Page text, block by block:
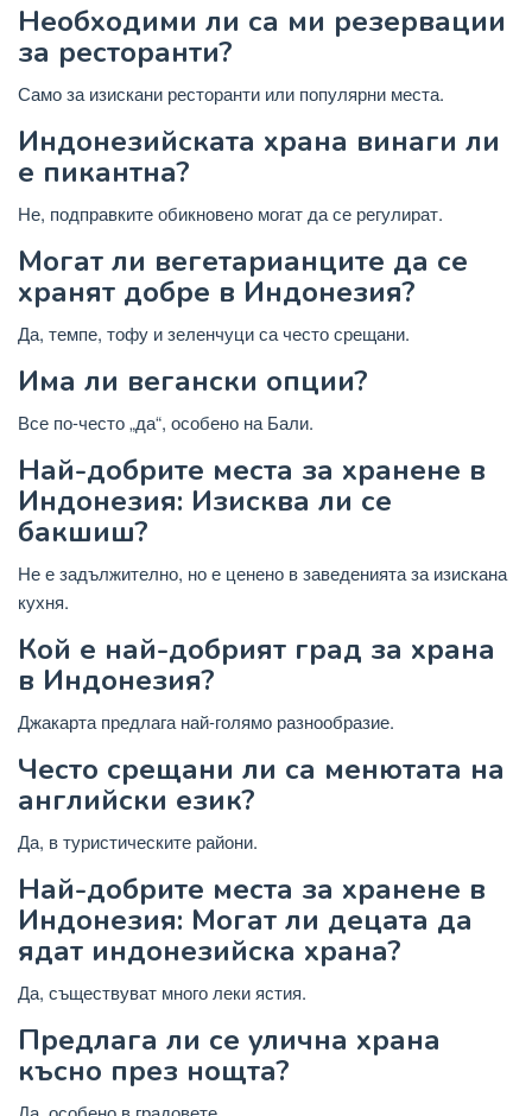
Необходими ли са ми резервации
за ресторанти?
Само за изискани ресторанти или популярни места.
Индонезийската храна винаги ли
е пикантна?
Не, подправките обикновено могат да се регулират.
Могат ли вегетарианците да се
хранят добре в Индонезия?
Да, темпе, тофу и зеленчуци са често срещани.
Има ли вегански опции?
Все по-често „да“, особено на Бали.
Най-добрите места за хранене в
Индонезия: Изисква ли се
бакшиш?
Не е задължително, но е ценено в заведенията за изискана
кухня.
Кой е най-добрият град за храна
в Индонезия?
Джакарта предлага най-голямо разнообразие.
Често срещани ли са менютата на
английски език?
Да, в туристическите райони.
Най-добрите места за хранене в
Индонезия: Могат ли децата да
ядат индонезийска храна?
Да, съществуват много леки ястия.
Предлага ли се улична храна
късно през нощта?